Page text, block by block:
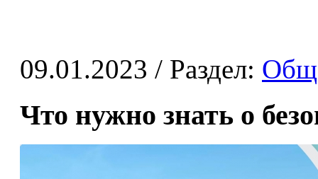
09.01.2023 / Раздел:
Что нужно знать о